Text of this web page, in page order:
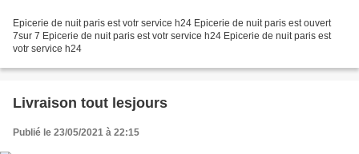
Epicerie de nuit paris est votr service h24 Epicerie de nuit paris est ouvert
7sur 7 Epicerie de nuit paris est votr service h24 Epicerie de nuit paris est
votr service h24
Livraison tout lesjours
Publié le 23/05/2021 à 22:15